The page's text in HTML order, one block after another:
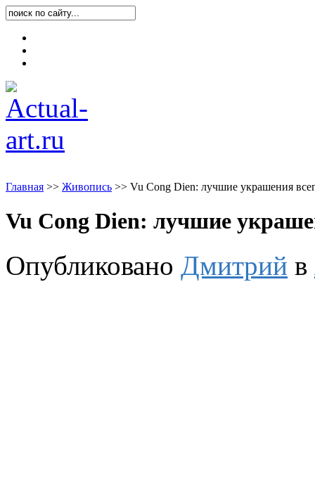
Главная >> Живопись >> Vu Cong Dien: лучшие украшения
Vu Cong Dien: лучшие
Опубликовано Дмитрий в